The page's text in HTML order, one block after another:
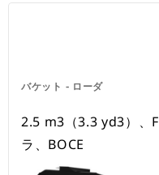
バケット - ローダ
2.5 m3（3.3 yd3）、
ラ、BOCE